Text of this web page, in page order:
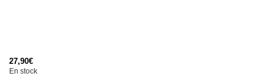
27,90€
En stock